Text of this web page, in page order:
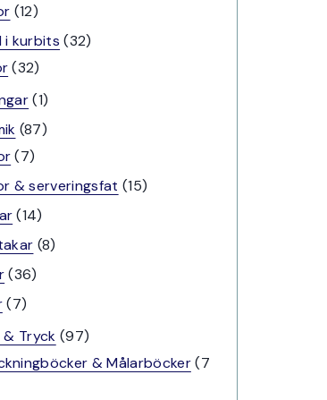
1212
produkter
i kurbits 3232
3232
produkter
11
produkt
8787
77
produkter
& serveringsfat 1515
1414
produkter
88
3636
77
produkter
& Tryck 9797
produkter
& Målarböcker 7